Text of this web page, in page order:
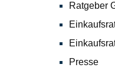
Ratgeber
Presse